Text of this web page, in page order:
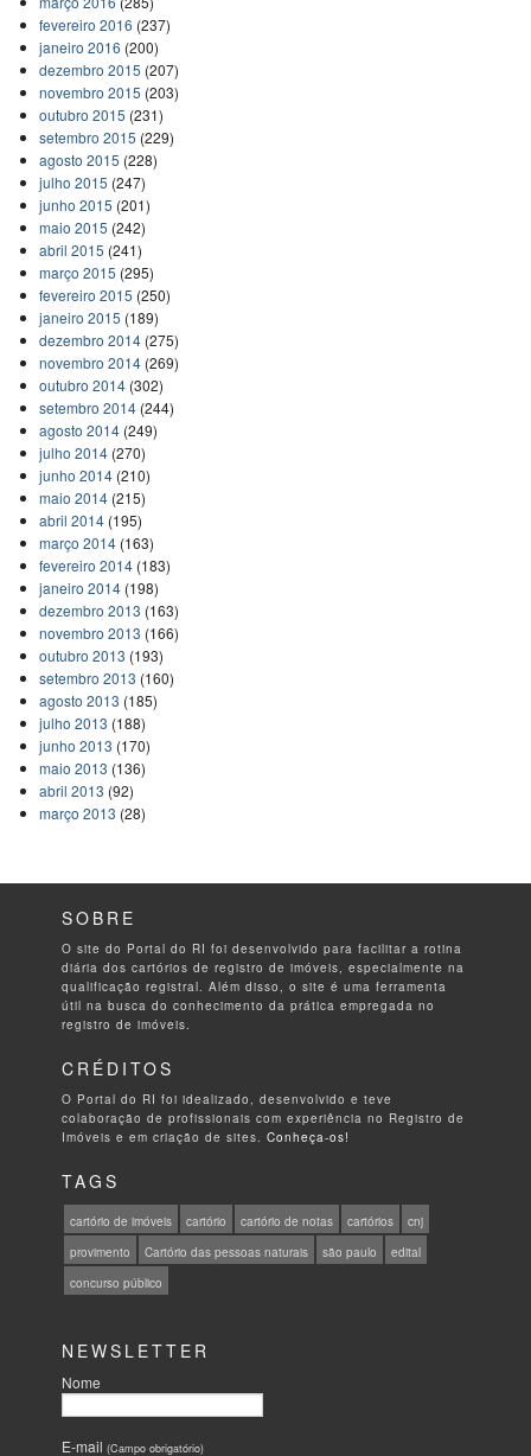
fevereiro 2016 (237)
janeiro 2016 (200)
dezembro 2015 (207)
novembro 2015 (203)
outubro 2015 (231)
setembro 2015 (229)
agosto 2015 (228)
julho 2015 (247)
junho 2015 (201)
maio 2015 (242)
abril 2015 (241)
março 2015 (295)
fevereiro 2015 (250)
janeiro 2015 (189)
dezembro 2014(275)
novembro 2014(269)
outubro 2014(302)
setembro 2014(244)
agosto 2014(249)
julho 2014(270)
junho 2014(210)
maio 2014(215)
abril 2014(195)
março 2014(163)
fevereiro 2014(183)
janeiro 2014(198)
dezembro 2013 (163)
novembro 2013 (166)
outubro 2013 (193)
setembro 2013 (160)
agosto 2013 (185)
julho 2013 (188)
junho 2013 (170)
maio 2013 (136)
abril 2013 (92)
março 2013 (28)
SOBRE
O site do Portal do RI foi desenvolvido para facilitar a rotina
diária dos cartórios de registro de imóveis, especialmente na
qualificação registral. Além disso, o site é uma ferramenta
útil na busca do conhecimento da prática empregada no
registro de imóveis.
CRÉDITOS
O Portal do RI foi idealizado, desenvolvido e teve
colaboração de profissionais com experiência no Registro de
Imóveis e em criação de sites.Conheça-os!
TAGS
cartório de imóveis cartório cartório de notas cartórios
cnj
provimento
Cartório das pessoas naturais são paulo
edital
concurso público
NEWSLETTER
Nome
E-mail(Campo obrigatório)